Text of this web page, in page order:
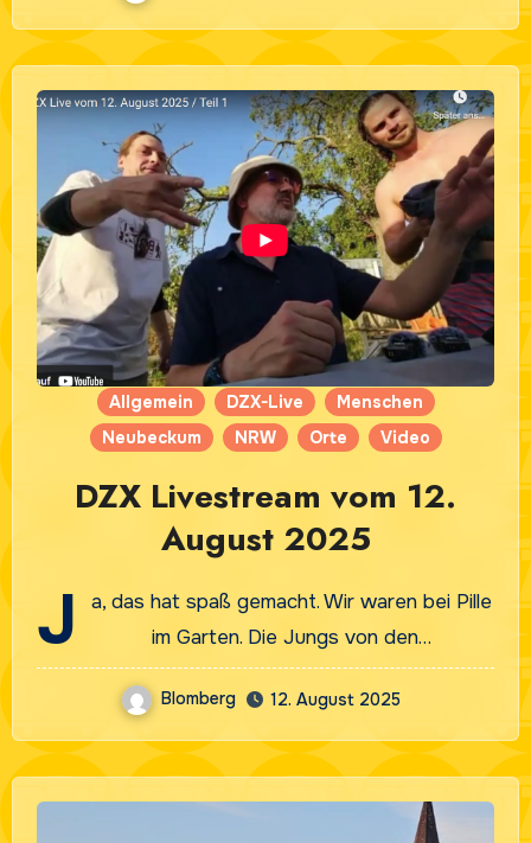
Allgemein DZX-Live
Menschen
Neubeckum
NRW Orte Video
DZX Livestream vom 12.
August 2025
J
a, das hat spaß gemacht. Wir waren bei Pille
im Garten. Die Jungs von den…
Blomberg 12. August 2025